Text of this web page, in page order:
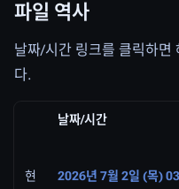
파일 역사
날짜/시간 링크를 클릭하면
다.
날짜/시간
현
2026년 7월 2일 (목)